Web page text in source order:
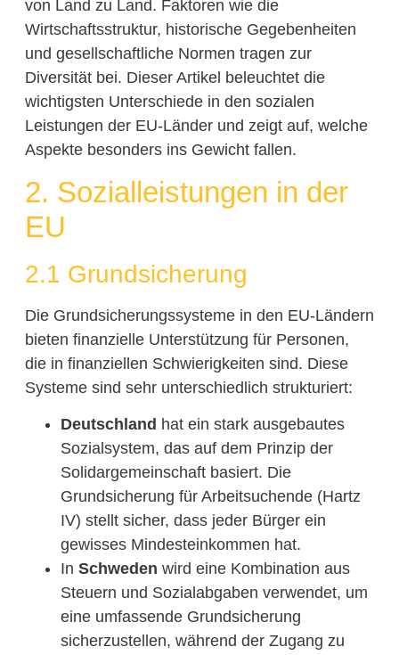
von Land zu Land. Faktoren wie die
Wirtschaftsstruktur, historische Gegebenheiten
und gesellschaftliche Normen tragen zur
Diversität bei. Dieser Artikel beleuchtet die
wichtigsten Unterschiede in den sozialen
Leistungen der EU-Länder und zeigt auf, welche
Aspekte besonders ins Gewicht fallen.
2. Sozialleistungen in der
EU
2.1 Grundsicherung
Die Grundsicherungssysteme in den EU-Ländern
bieten finanzielle Unterstützung für Personen,
die in finanziellen Schwierigkeiten sind. Diese
Systeme sind sehr unterschiedlich strukturiert:
Deutschland hat ein stark ausgebautes
Sozialsystem, das auf dem Prinzip der
Solidargemeinschaft basiert. Die
Grundsicherung für Arbeitsuchende (Hartz
IV) stellt sicher, dass jeder Bürger ein
gewisses Mindesteinkommen hat.
In Schweden wird eine Kombination aus
Steuern und Sozialabgaben verwendet, um
eine umfassende Grundsicherung
sicherzustellen, während der Zugang zu